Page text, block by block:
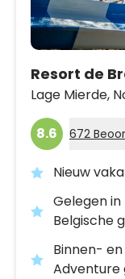
Resort de
Lage Mierde,
8.6 672
Nieuw
Gelegen
Belgische
Binnen-
Adventure